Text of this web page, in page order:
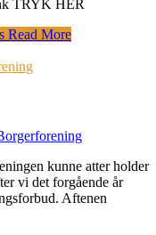
TRYK HER
Read More
kunne atter holder
vi det forgående år
Aftenen